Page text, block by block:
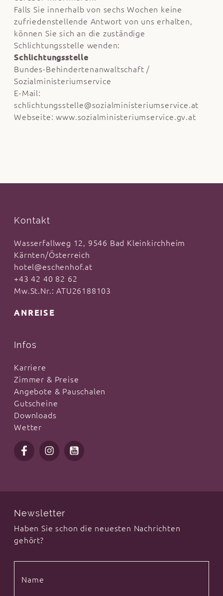
Falls Sie innerhalb von sechs Wochen keine
zufriedenstellende Antwort von uns erhalten,
können Sie sich an die zuständige
Schlichtungsstelle wenden:
Schlichtungsstelle
Bundes-Behindertenanwaltschaft /
Sozialministeriumservice
E-Mail:
schlichtungsstelle@sozialministeriumservice.at
Webseite:www.sozialministeriumservice.gv.at
Kontakt
Wasserfallweg 12, 9546 Bad Kleinkirchheim
Kärnten/Österreich
hotel@eschenhof.at
+43 42 40 82 62
Mw.St.Nr.: ATU26188103
ANREISE
Infos
Karriere
Zimmer & Preise
Angebote & Pauschalen
Gutscheine
Downloads
Wetter
Newsletter
Haben Sie schon die neuesten Nachrichten
gehört?